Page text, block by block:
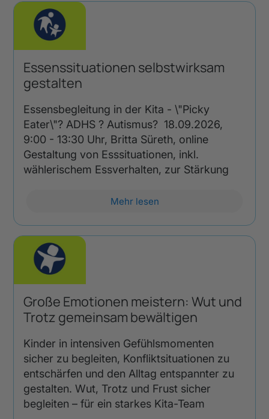
Essenssituationen selbstwirksam
gestalten
Essensbegleitung in der Kita - \"Picky
Eater\"? ADHS ? Autismus? 18.09.2026,
9:00 - 13:30 Uhr, Britta Süreth, online
Gestaltung von Esssituationen, inkl.
wählerischem Essverhalten, zur Stärkung
Mehr lesen
Große Emotionen meistern: Wut und
Trotz gemeinsam bewältigen
Kinder in intensiven Gefühlsmomenten
sicher zu begleiten, Konfliktsituationen zu
entschärfen und den Alltag entspannter zu
gestalten. Wut, Trotz und Frust sicher
begleiten – für ein starkes Kita-Team